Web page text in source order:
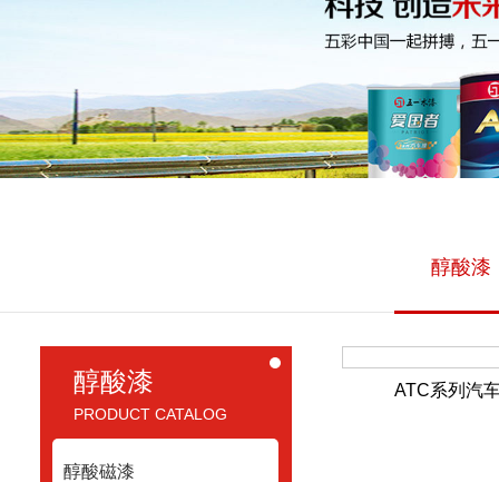
醇酸漆
醇酸漆
PRODUCT CATALOG
醇酸磁漆
ATC系列汽